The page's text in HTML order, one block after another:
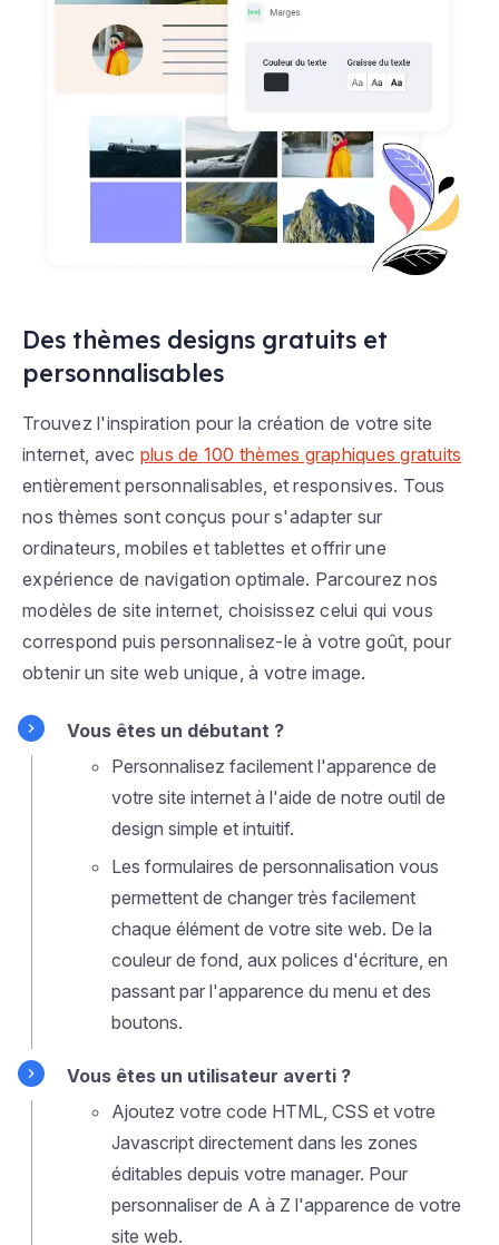
Des thèmes designs gratuits et
personnalisables
Trouvez l'inspiration pour la création de votre site
internet, avec plus de 100 thèmes graphiques gratuits
entièrement personnalisables, et responsives. Tous
nos thèmes sont conçus pour s'adapter sur
ordinateurs, mobiles et tablettes et offrir une
expérience de navigation optimale. Parcourez nos
modèles de site internet, choisissez celui qui vous
correspond puis personnalisez-le à votre goût, pour
obtenir un site web unique, à votre image.
Vous êtes un débutant ?
Personnalisez facilement l'apparence de
votre site internet à l'aide de notre outil de
design simple et intuitif.
Les formulaires de personnalisation vous
permettent de changer très facilement
chaque élément de votre site web. De la
couleur de fond, aux polices d'écriture, en
passant par l'apparence du menu et des
boutons.
Vous êtes un utilisateur averti ?
Ajoutez votre code HTML, CSS et votre
Javascript directement dans les zones
éditables depuis votre manager. Pour
personnaliser de A à Z l'apparence de votre
site web.